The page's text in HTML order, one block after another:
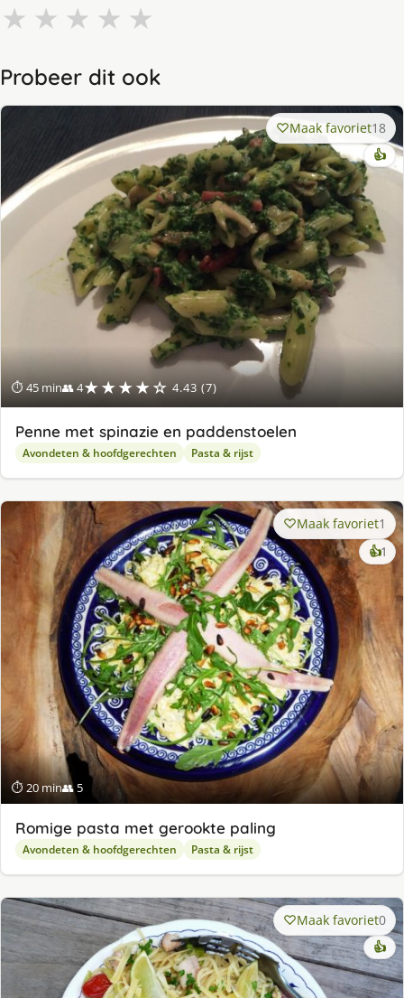
★ ★ ★ ★ ★
Probeer dit ook
⏱ 45 min👥 4★★★★☆ 4.43 (7)
Maak favoriet18
👍
Penne met spinazie en paddenstoelen
Avondeten & hoofdgerechten Pasta & rijst
⏱ 20 min👥 5
Maak favoriet1
👍1
Romige pasta met gerookte paling
Avondeten & hoofdgerechten Pasta & rijst
Maak favoriet0
👍